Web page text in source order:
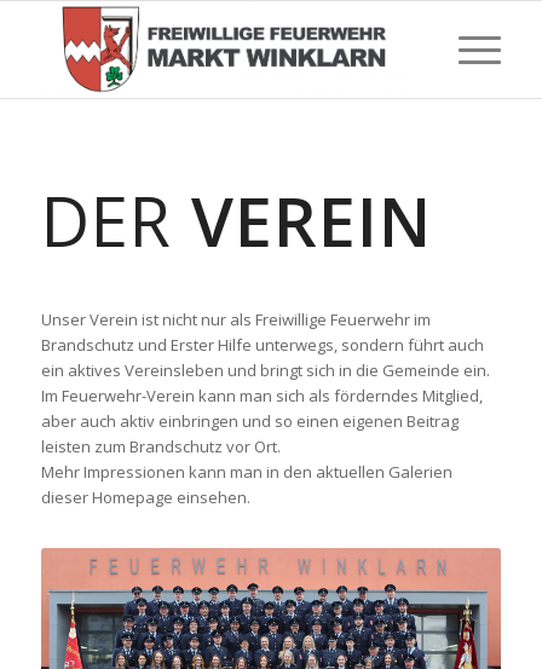
DER VEREIN
Unser Verein ist nicht nur als Freiwillige Feuerwehr im
Brandschutz und Erster Hilfe unterwegs, sondern führt auch
ein aktives Vereinsleben und bringt sich in die Gemeinde ein.
Im Feuerwehr-Verein kann man sich als förderndes Mitglied,
aber auch aktiv einbringen und so einen eigenen Beitrag
leisten zum Brandschutz vor Ort.
Mehr Impressionen kann man in den aktuellen Galerien
dieser Homepage einsehen.